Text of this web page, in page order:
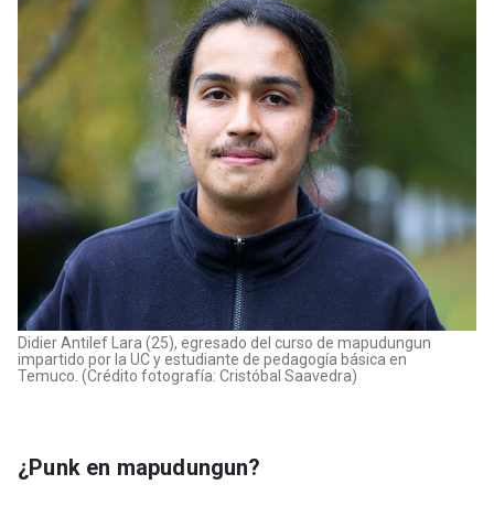
Didier Antilef Lara (25), egresado del curso de mapudungun
impartido por la UC y estudiante de pedagogía básica en
Temuco. (Crédito fotografía: Cristóbal Saavedra)
¿Punk en mapudungun?